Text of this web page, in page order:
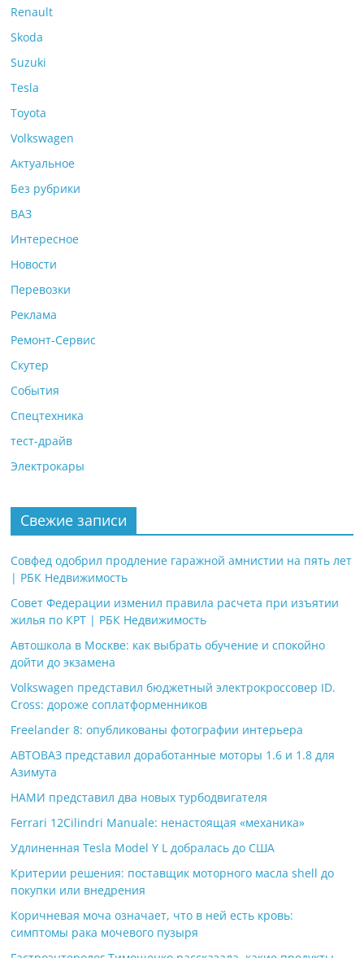
Renault
Skoda
Suzuki
Tesla
Toyota
Volkswagen
Актуальное
Без рубрики
ВАЗ
Интересное
Новости
Перевозки
Реклама
Ремонт-Сервис
Скутер
События
Спецтехника
тест-драйв
Электрокары
Свежие записи
Совфед одобрил продление гаражной амнистии на пять лет
| РБК Недвижимость
Совет Федерации изменил правила расчета при изъятии
жилья по КРТ | РБК Недвижимость
Автошкола в Москве: как выбрать обучение и спокойно
дойти до экзамена
Volkswagen представил бюджетный электрокроссовер ID.
Cross: дороже соплатформенников
Freelander 8: опубликованы фотографии интерьера
АВТОВАЗ представил доработанные моторы 1.6 и 1.8 для
Азимута
НАМИ представил два новых турбодвигателя
Ferrari 12Cilindri Manuale: ненастоящая «механика»
Удлиненная Tesla Model Y L добралась до США
Критерии решения: поставщик моторного масла shell до
покупки или внедрения
Коричневая моча означает, что в ней есть кровь:
симптомы рака мочевого пузыря